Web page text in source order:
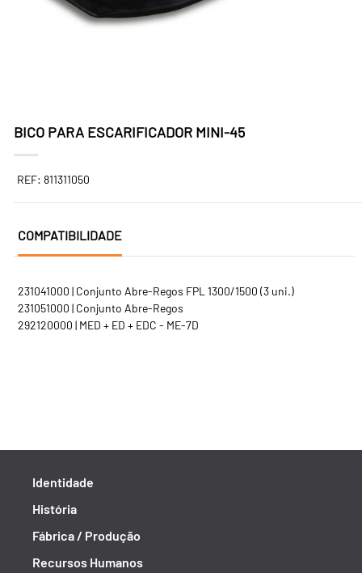
BICO PARA ESCARIFICADOR MINI-45
REF: 811311050
COMPATIBILIDADE
231041000 | Conjunto Abre-Regos FPL 1300/1500 (3 uni.)
231051000 | Conjunto Abre-Regos
292120000 | MED + ED + EDC - ME-7D
Identidade
História
Fábrica / Produção
Recursos Humanos